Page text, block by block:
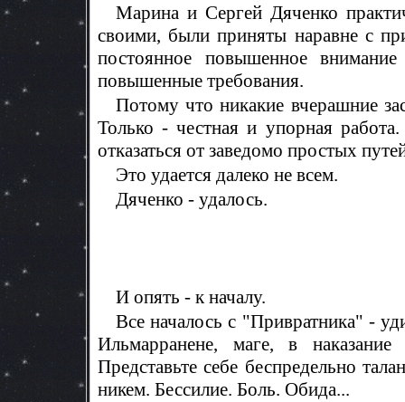
Марина и Сергей Дяченко
своими, были приняты наравне с
постоянное повышенное
повышенные требования.
Потому что никакие вчерашние
Только - честная и упорная
отказаться от заведомо простых
Это удается далеко не всем.
Дяченко - удалось.
И опять - к началу.
Все началось с "Привратника" -
Ильмарранене, маге, в
Представьте себе беспредельно
никем. Бессилие. Боль. Обида...